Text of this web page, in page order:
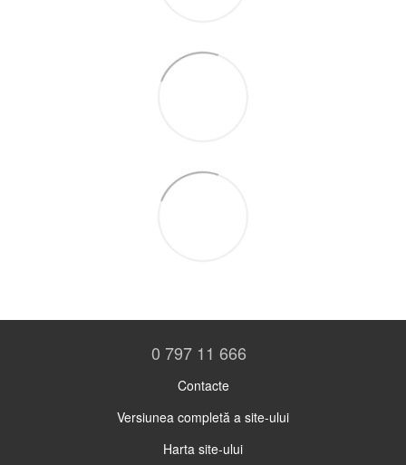
0 797 11 666
Contacte
Versiunea completă a site-ului
Harta site-ului